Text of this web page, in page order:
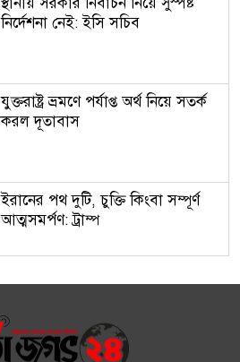
নির্দেশনা নেই: ইসি সচিব
যুক্তরাষ্ট্র ভ্রমণে পর্যাপ্ত অর্থ নিয়ে সতর্ক
করল দূতাবাস
ইরানের পথ দুটি, চুক্তি কিংবা সম্পূর্ণ
আত্মসমর্পণ: ট্রাম্প
রপ্তানিতে ধাক্কা